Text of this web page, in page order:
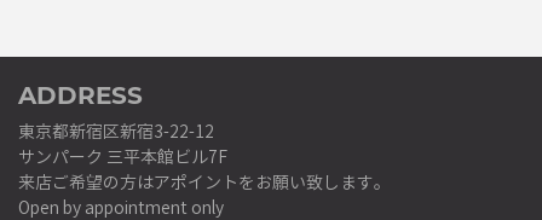
ADDRESS
東京都新宿区新宿3-22-12
サンパーク 三平本館ビル7F
来店ご希望の方はアポイントをお願い致します。
Open by appointment only